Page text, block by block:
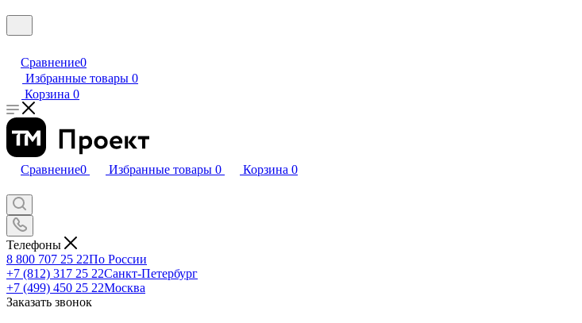
Сравнение0
Избранные товары 0
Корзина 0
Сравнение0 Избранные товары 0 Корзина 0
Телефоны
8 800 707 25 22По России
+7 (812) 317 25 22Санкт-Петербург
+7 (499) 450 25 22Москва
Заказать звонок